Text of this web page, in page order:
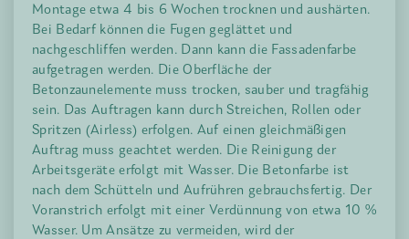
Montage etwa 4 bis 6 Wochen trocknen und aushärten.
Bei Bedarf können die Fugen geglättet und
nachgeschliffen werden. Dann kann die Fassadenfarbe
aufgetragen werden. Die Oberfläche der
Betonzaunelemente muss trocken, sauber und tragfähig
sein. Das Auftragen kann durch Streichen, Rollen oder
Spritzen (Airless) erfolgen. Auf einen gleichmäßigen
Auftrag muss geachtet werden. Die Reinigung der
Arbeitsgeräte erfolgt mit Wasser. Die Betonfarbe ist
nach dem Schütteln und Aufrühren gebrauchsfertig. Der
Voranstrich erfolgt mit einer Verdünnung von etwa 10 %
Wasser. Um Ansätze zu vermeiden, wird der